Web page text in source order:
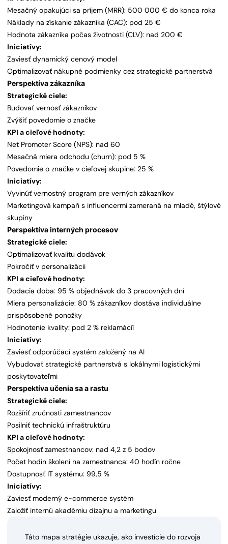
Mesačný opakujúci sa príjem (MRR): 500 000 € do konca roka
Náklady na získanie zákazníka (CAC): pod 25 €
Hodnota zákazníka počas životnosti (CLV): nad 200 €
Iniciatívy:
Zaviesť dynamický cenový model
Optimalizovať nákupné podmienky cez strategické partnerstvá
Perspektíva zákazníka
Strategické ciele:
Budovať vernosť zákazníkov
Zvýšiť povedomie o značke
KPI a cieľové hodnoty:
Net Promoter Score (NPS): nad 60
Mesačná miera odchodu (churn): pod 5 %
Povedomie o značke v cieľovej skupine: 25 %
Iniciatívy:
Vyvinúť vernostný program pre verných zákazníkov
Marketingová kampaň s influencermi zameraná na mladé, štýlové
skupiny
Perspektíva interných procesov
Strategické ciele:
Optimalizovať kvalitu dodávok
Pokročiť v personalizácii
KPI a cieľové hodnoty:
Dodacia doba: 95 % objednávok do 3 pracovných dní
Miera personalizácie: 80 % zákazníkov dostáva individuálne
prispôsobené ponožky
Hodnotenie kvality: pod 2 % reklamácií
Iniciatívy:
Zaviesť odporúčací systém založený na AI
Vybudovať strategické partnerstvá s lokálnymi logistickými
poskytovateľmi
Perspektíva učenia sa a rastu
Strategické ciele:
Rozšíriť zručnosti zamestnancov
Posilniť technickú infraštruktúru
KPI a cieľové hodnoty:
Spokojnosť zamestnancov: nad 4,2 z 5 bodov
Počet hodín školení na zamestnanca: 40 hodín ročne
Dostupnosť IT systému: 99,5 %
Iniciatívy:
Zaviesť moderný e-commerce systém
Založiť internú akadémiu dizajnu a marketingu
Táto mapa stratégie ukazuje, ako investície do rozvoja